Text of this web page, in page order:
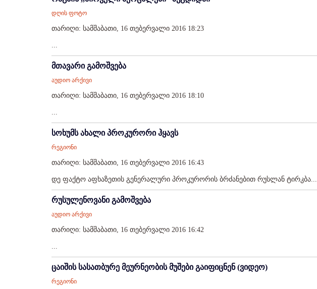
დღის ფოტო
თარიღი: სამშაბათი, 16 თებერვალი 2016 18:23
...
მთავარი გამოშვება
აუდიო არქივი
თარიღი: სამშაბათი, 16 თებერვალი 2016 18:10
...
სოხუმს ახალი პროკურორი ჰყავს
რეგიონი
თარიღი: სამშაბათი, 16 თებერვალი 2016 16:43
დე ფაქტო აფხაზეთის გენერალური პროკურორის ბრძანებით რუსლან ტირკბა...
რუსულენოვანი გამოშვება
აუდიო არქივი
თარიღი: სამშაბათი, 16 თებერვალი 2016 16:42
...
ცაიშის სასათბურე მეურნეობის მუშები გაიფიცნენ (ვიდეო)
რეგიონი